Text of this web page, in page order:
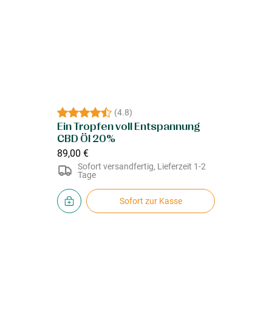
(4.8)
Ein Tropfen voll Entspannung
CBD Öl 20%
89,00 €
Sofort versandfertig, Lieferzeit 1-2
Tage
Sofort zur Kasse